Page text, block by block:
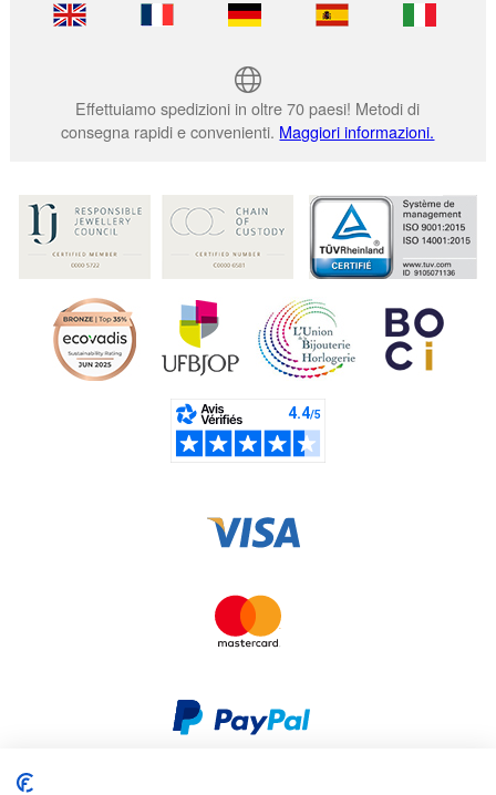
Effettuiamo spedizioni in oltre 70 paesi! Metodi di
consegna rapidi e convenienti. Maggiori informazioni.